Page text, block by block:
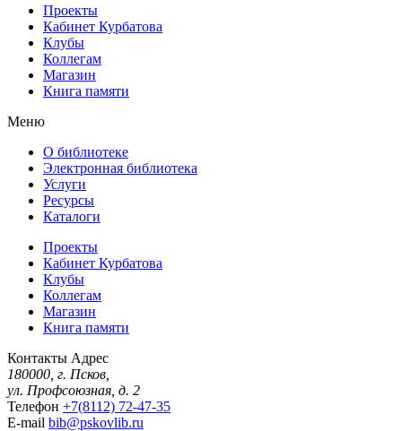
Проекты
Кабинет Курбатова
Клубы
Коллегам
Магазин
Книга памяти
Меню
О библиотеке
Электронная библиотека
Услуги
Ресурсы
Каталоги
Проекты
Кабинет Курбатова
Клубы
Коллегам
Магазин
Книга памяти
Контакты Адрес
180000, г. Псков,
ул. Профсоюзная, д. 2
Телефон +7(8112) 72-47-35
E-mail bib@pskovlib.ru